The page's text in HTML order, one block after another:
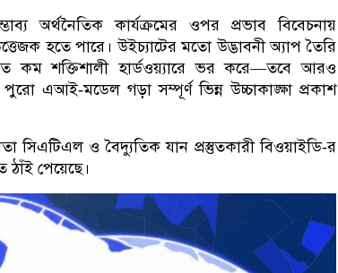
অর্থনৈতিক কার্যক্রমের ওপর প্রভাব বিবেচনায়
হতে পারে। উইচ্যাটের মতো উদ্ভাবনী অ্যাপ তৈরি
কম শক্তিশালী হার্ডওয়্যারে ভর করে—তবে আরও
এআই‑মডেল গড়া সম্পূর্ণ ভিন্ন উচ্চাকাঙ্ক্ষা প্রকাশ
সিএটিএল ও বৈদ্যুতিক যান প্রস্তুতকারী বিওয়াইডি‑র
ঠাঁই পেয়েছে।